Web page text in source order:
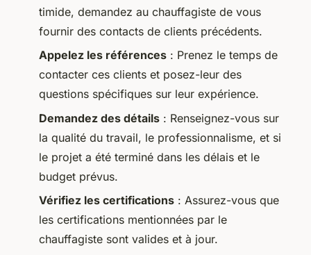
timide, demandez au chauffagiste de vous
fournir des contacts de clients précédents.
Appelez les références : Prenez le temps de
contacter ces clients et posez-leur des
questions spécifiques sur leur expérience.
Demandez des détails : Renseignez-vous sur
la qualité du travail, le professionnalisme, et si
le projet a été terminé dans les délais et le
budget prévus.
Vérifiez les certifications : Assurez-vous que
les certifications mentionnées par le
chauffagiste sont valides et à jour.